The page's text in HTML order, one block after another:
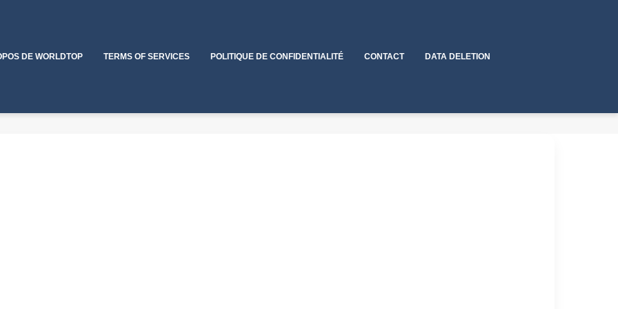
DE WORLDTOP TERMS OF SERVICES POLITIQUE DE CONFIDENTIALITÉ CONTACT DATA DELETION